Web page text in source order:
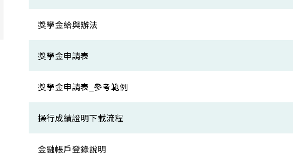
獎學金給與辦法
獎學金申請表
獎學金申請表_參考範例
操行成績證明下載流程
金融帳戶登錄說明